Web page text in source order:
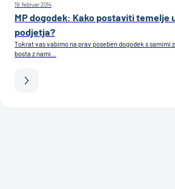
19. februar 2014
MP dogodek: Kako postaviti temelje
podjetja?
Tokrat vas vabimo na prav poseben dogodek s samimi
bosta z nami...